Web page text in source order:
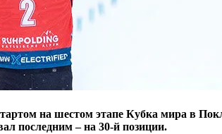
на шестом этапе Кубка мира в
последним – на 30-й позиции.